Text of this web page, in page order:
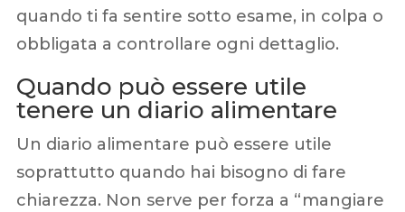
quando ti fa sentire sotto esame, in colpa o
obbligata a controllare ogni dettaglio.
Quando può essere utile
tenere un diario alimentare
Un diario alimentare può essere utile
soprattutto quando hai bisogno di fare
chiarezza. Non serve per forza a “mangiare